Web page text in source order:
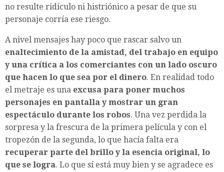
no resulte ridículo ni histriónico a pesar de que su
personaje corría ese riesgo.
A nivel mensajes hay poco que rascar salvo un
enaltecimiento de la amistad, del trabajo en equipo
y una crítica a los comerciantes con un lado oscuro
que hacen lo que sea por el dinero. En realidad todo
el metraje es una excusa para poner muchos
personajes en pantalla y mostrar un gran
espectáculo durante los robos. Una vez perdida la
sorpresa y la frescura de la primera película y con el
tropezón de la segunda, lo que hacía falta era
recuperar parte del brillo y la esencia original, lo
que se logra. Lo que sí está muy bien y se agradece es